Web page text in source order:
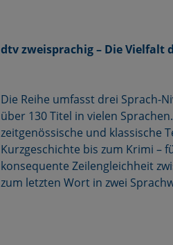
dtv zweisprachig – Die Vielfalt
Die Reihe umfasst drei Sprach-
über 130 Titel in vielen
zeitgenössische und klassische
Kurzgeschichte bis zum Krimi –
konsequente Zeilengleichheit
zum letzten Wort in zwei